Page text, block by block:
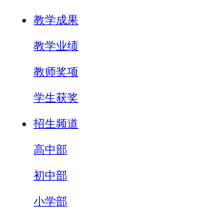
教学成果
教学业绩
教师奖项
学生获奖
招生频道
高中部
初中部
小学部